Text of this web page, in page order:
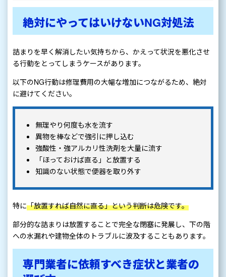
絶対にやってはいけないNG対処法
詰まりを早く解消したい気持ちから、かえって状況を悪化させ
る行動をとってしまうケースがあります。
以下のNG行動は修理費用の大幅な増加につながるため、絶対
に避けてください。
無理やり何度も水を流す
異物を棒などで強引に押し込む
強酸性・強アルカリ性洗剤を大量に流す
「ほっておけば直る」と放置する
知識のない状態で便器を取り外す
特に「放置すれば自然に直る」という判断は危険です。
部分的な詰まりは放置することで完全な閉塞に発展し、下の階
への水漏れや建物全体のトラブルに波及することもあります。
専門業者に依頼すべき症状と業者の